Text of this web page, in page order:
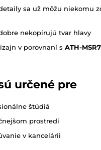
sa už môžu niekomu
nekopírujú tvar hlavy
v porovnaní s ATH-MSR7
určené pre
štúdiá
prostredí
v kancelárii